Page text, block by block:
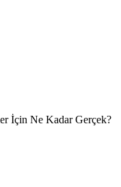
İçin Ne Kadar Gerçek?